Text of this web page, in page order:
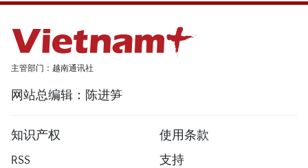
主管部门：越南通讯社
网站总编辑：陈进笋
知识产权
使用条款
RSS
支持